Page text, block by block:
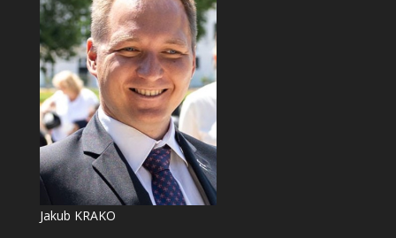
Jakub KRAKO